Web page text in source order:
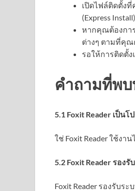
เปิดไฟล์ติดตั้
(Express
หากคุณต้องกา
ต่างๆ ตามที่คุณ
รอให้การติดตั้ง
คำถามที่พบ
5.1 Foxit Reader เป็น
ใช่ Foxit Reader ใช้ง
5.2 Foxit Reader รอง
Foxit Reader รองรับร